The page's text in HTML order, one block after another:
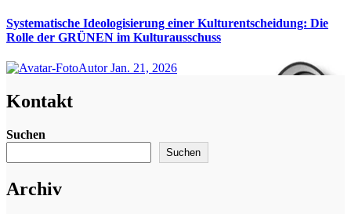
Systematische Ideologisierung einer Kulturentscheidung: Die
Rolle der GRÜNEN im Kulturausschuss
AutorJan. 21, 2026
Kontakt
Suchen
Suchen
Archiv